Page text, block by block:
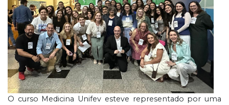
O curso Medicina Unifev esteve representado por uma